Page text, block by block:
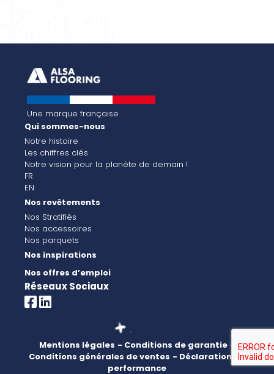
Une marque française
Qui sommes-nous
Notre histoire
Les chiffres clés
Notre vision pour la planète de demain !
FR
EN
Nos revêtements
Nos Stratifiés
Nos accessoires
Nos parquets
Nos inspirations
Nos offres d’emploi
Réseaux Sociaux
Mentions légales - Conditions de garantie -
Conditions générales de ventes - Déclaration de
performance